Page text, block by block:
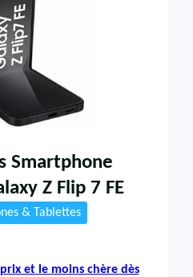
Smartphone
Z Flip 7 FE
& Tablettes
et le moins chère dès